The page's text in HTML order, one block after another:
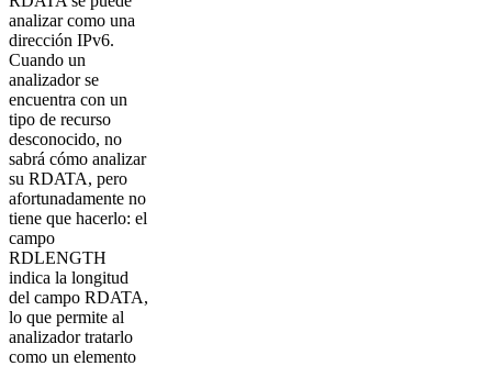
analizar como una
dirección IPv6.
Cuando un
analizador se
encuentra con un
tipo de recurso
desconocido, no
sabrá cómo analizar
su RDATA, pero
afortunadamente no
tiene que hacerlo: el
campo
RDLENGTH
indica la longitud
del campo RDATA,
lo que permite al
analizador tratarlo
como un elemento